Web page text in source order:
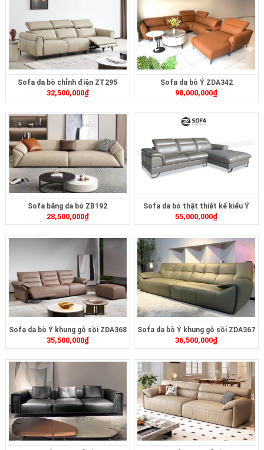
Sofa da bò chỉnh điện ZT295
32,500,000₫
Sofa da bò Ý ZDA342
98,000,000₫
Sofa băng da bò ZB192
28,500,000₫
Sofa da bò thật thiết kế kiểu Ý
ZL175B
55,000,000₫
Sofa da bò Ý khung gỗ sồi ZDA368
35,500,000₫
Sofa da bò Ý khung gỗ sồi ZDA367
36,500,000₫